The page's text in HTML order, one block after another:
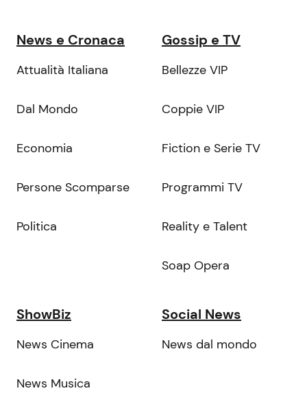
News e Cronaca
Attualità Italiana
Dal Mondo
Economia
Persone Scomparse
Politica
Gossip e TV
Bellezze VIP
Coppie VIP
Fiction e Serie TV
Programmi TV
Reality e Talent
Soap Opera
ShowBiz
News Cinema
News Musica
Social News
News dal mondo